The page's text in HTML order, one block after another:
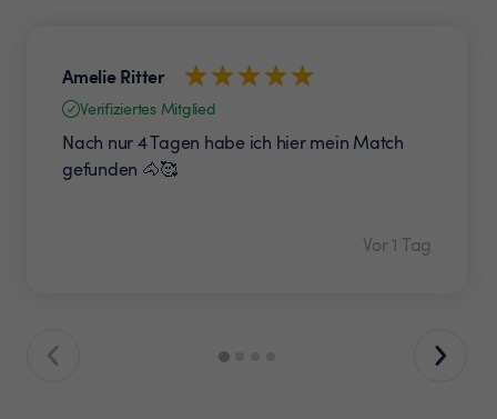
Amelie Ritter
Verifiziertes Mitglied
Nach nur 4 Tagen habe ich hier mein Match
gefunden 🐴🥰
Vor 1 Tag